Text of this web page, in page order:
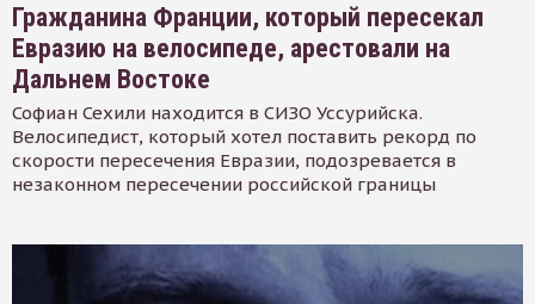
Гражданина Франции, который пересекал
Евразию на велосипеде, арестовали на
Дальнем Востоке
Софиан Сехили находится в СИЗО Уссурийска.
Велосипедист, который хотел поставить рекорд по
скорости пересечения Евразии, подозревается в
незаконном пересечении российской границы